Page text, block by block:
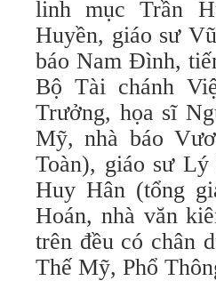
linh mục Trần
Huyền, giáo sư
báo Nam Đình,
Bộ Tài chánh
Trưởng, họa sĩ
Mỹ, nhà báo
Toàn), giáo sư Lý
Huy Hân (tổng
Hoán, nhà văn
trên đều có chân
Thế Mỹ, Phổ